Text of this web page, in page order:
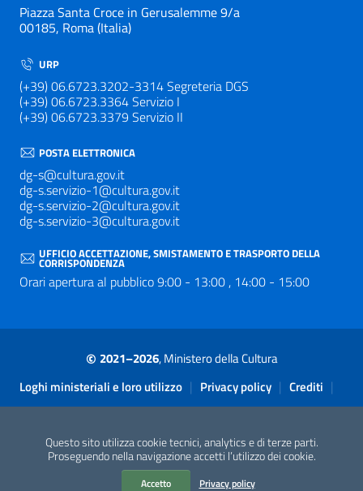
Questo sito utilizza cookie tecnici, analytics e di terze parti.
Proseguendo nella navigazione accetti l’utilizzo dei cookie.
Accetto Privacy policy
Piazza Santa Croce in Gerusalemme 9/a
00185, Roma (Italia)
URP
(+39) 06.6723.3202-3314 Segreteria DGS
(+39) 06.6723.3364 Servizio I
(+39) 06.6723.3379 Servizio II
POSTA ELETTRONICA
dg-s@cultura.gov.it
dg-s.servizio-1@cultura.gov.it
dg-s.servizio-2@cultura.gov.it
dg-s.servizio-3@cultura.gov.it
UFFICIO ACCETTAZIONE, SMISTAMENTO E TRASPORTO DELLA
CORRISPONDENZA
Orari apertura al pubblico 9:00 - 13:00 , 14:00 - 15:00
© 2021–2026, Ministero della Cultura
Sezione Link Utili
Loghi ministeriali e loro utilizzo | Privacy policy | Crediti |
Contatti | Accessibilità